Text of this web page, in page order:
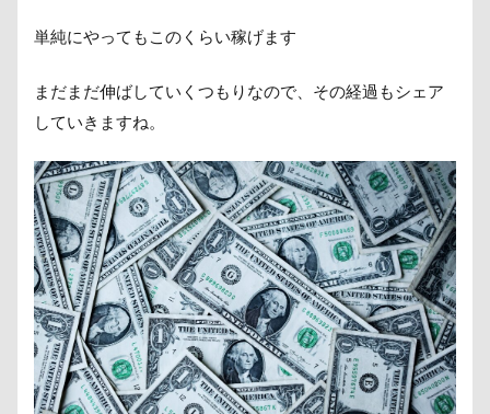
単純にやってもこのくらい稼げます
まだまだ伸ばしていくつもりなので、その経過もシェア
していきますね。